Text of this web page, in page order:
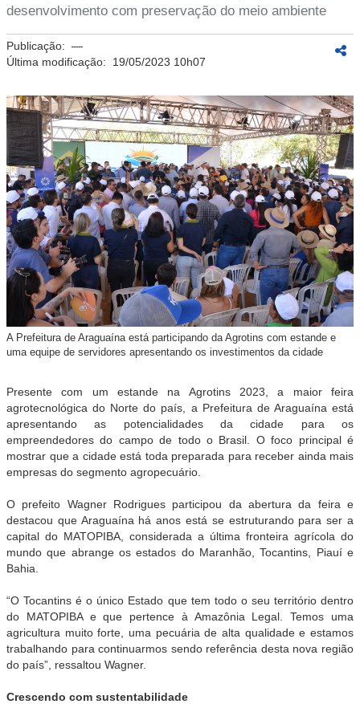
desenvolvimento com preservação do meio ambiente
Publicação: —
Última modificação: 19/05/2023 10h07
A Prefeitura de Araguaína está participando da Agrotins com estande e
uma equipe de servidores apresentando os investimentos da cidade
Presente com um estande na Agrotins 2023, a maior feira
agrotecnológica do Norte do país, a Prefeitura de Araguaína está
apresentando as potencialidades da cidade para os
empreendedores do campo de todo o Brasil. O foco principal é
mostrar que a cidade está toda preparada para receber ainda mais
empresas do segmento agropecuário.
O prefeito Wagner Rodrigues participou da abertura da feira e
destacou que Araguaína há anos está se estruturando para ser a
capital do MATOPIBA, considerada a última fronteira agrícola do
mundo que abrange os estados do Maranhão, Tocantins, Piauí e
Bahia.
“O Tocantins é o único Estado que tem todo o seu território dentro
do MATOPIBA e que pertence à Amazônia Legal. Temos uma
agricultura muito forte, uma pecuária de alta qualidade e estamos
trabalhando para continuarmos sendo referência desta nova região
do país”, ressaltou Wagner.
Crescendo com sustentabilidade